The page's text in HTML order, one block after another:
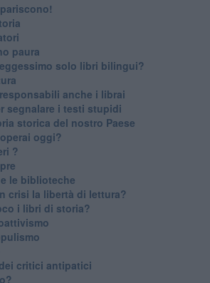
paura
solo libri bilingui?
anche i librai
segnalare i testi stupidi
storica del nostro Paese
oggi?
?
le biblioteche
crisi la libertà di lettura?
i libri di storia?
critici antipatici